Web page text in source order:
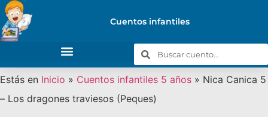
Cuentos infantiles
Estás en Inicio » Cuentos infantiles 5 años » Nica Canica 5
– Los dragones traviesos (Peques)